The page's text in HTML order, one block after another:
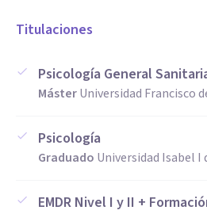
Titulaciones
Psicología General
MásterUniversidad Francisco
Psicología
Graduado Universidad Isabel I
EMDR Nivel I y II +